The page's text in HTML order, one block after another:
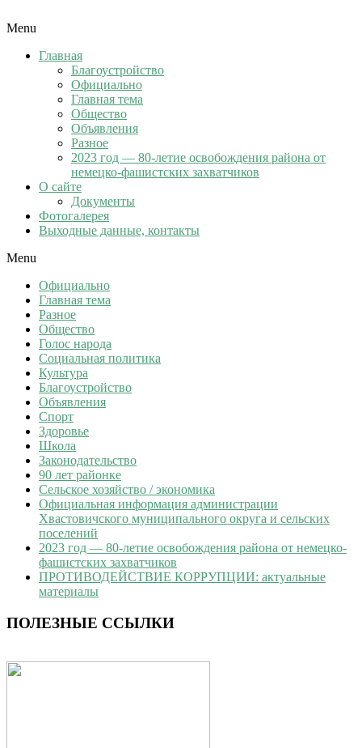
Menu
Главная
Благоустройство
Официально
Главная тема
Общество
Объявления
Разное
2023 год — 80-летие освобождения района от
немецко-фашистских захватчиков
О сайте
Документы
Фотогалерея
Выходные данные, контакты
Menu
Официально
Главная тема
Разное
Общество
Голос народа
Социальная политика
Культура
Благоустройство
Объявления
Спорт
Здоровье
Школа
Законодательство
90 лет районке
Сельское хозяйство / экономика
Официальная информация администрации
Хвастовичского муниципального округа и сельских
поселений
2023 год — 80-летие освобождения района от немецко-
фашистских захватчиков
ПРОТИВОДЕЙСТВИЕ КОРРУПЦИИ: актуальные
материалы
ПОЛЕЗНЫЕ ССЫЛКИ